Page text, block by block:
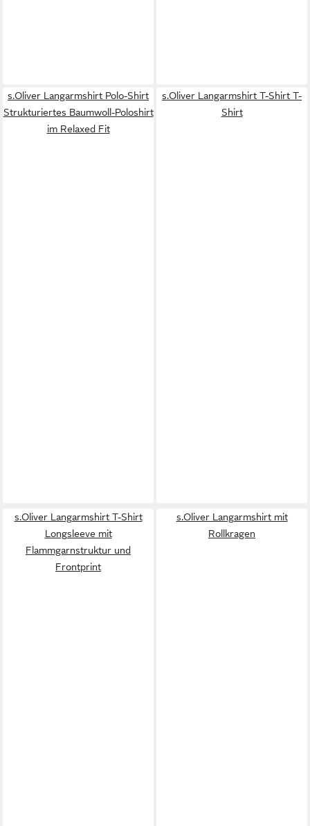
s.Oliver Langarmshirt Polo-Shirt
Strukturiertes Baumwoll-Poloshirt
im Relaxed Fit
s.Oliver Langarmshirt T-Shirt T-
Shirt
s.Oliver Langarmshirt T-Shirt
Longsleeve mit
Flammgarnstruktur und
Frontprint
s.Oliver Langarmshirt mit
Rollkragen